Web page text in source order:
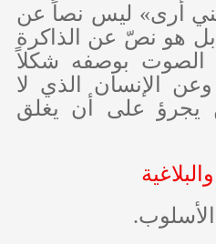
أرى» ليس نصاً عن
هو نصّ عن الذاكرة
الصوت بوصفه شكلاً
الإنسان الذي لا
يجرؤ على أن يغلق